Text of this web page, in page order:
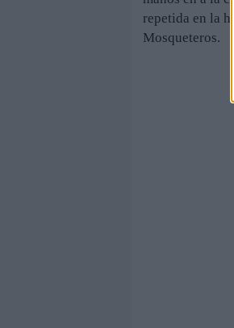
repetida en la
Mosqueteros.